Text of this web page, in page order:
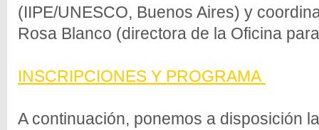
(IIPE/UNESCO, Buenos Aires) y
Rosa Blanco (directora de la Oficina
INSCRIPCIONES Y PROGRAMA
A continuación, ponemos a disposición